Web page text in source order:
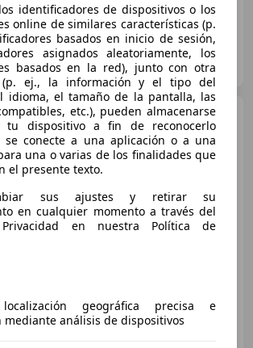
DE LOS REYES
Skoda Fabia 1.0 TSI
Selection 70kW
€ 13.046
Súperoferta
identificadores de dispositivos o los
online de similares características (p.
basados en inicio de sesión,
asignados aleatoriamente, los
basados en la red), junto con otra
(p. ej., la información y el tipo del
idioma, el tamaño de la pantalla, las
etc.), pueden almacenarse
dispositivo a fin de reconocerlo
se conecte a una aplicación o a una
una o varias de los finalidades que
el presente texto.
sus ajustes y retirar su
en cualquier momento a través del
en nuestra Política de
geográfica precisa e
mediante análisis de dispositivos